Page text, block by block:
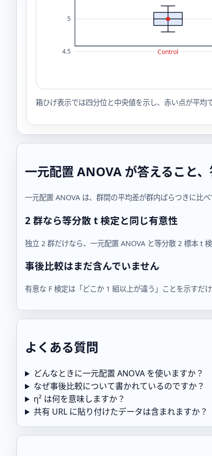
箱ひげ表示では四分位と中央値を示し、赤い点が平均で
一元配置 ANOVA が答えること
一元配置 ANOVA は、群間の平均差が群内ばらつきに比
2 群なら等分散 t 検定と同じ有意性
独立 2 群だけなら、一元配置 ANOVA と等分散 2 標本 t
事後比較はまだ含んでいません
有意な F 検定は「どこか 1 組以上が違う」ことを示すだ
よくある質問
どんなときに一元配置 ANOVA を使いますか？
なぜ事後比較について書かれているのですか？
η² は何を意味しますか？
共有 URL に貼り付けたデータは含まれますか？